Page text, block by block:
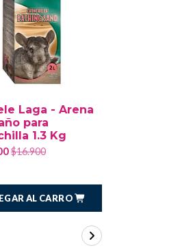
Laga - Arena
para
1.3 Kg
$16.900
AL CARRO